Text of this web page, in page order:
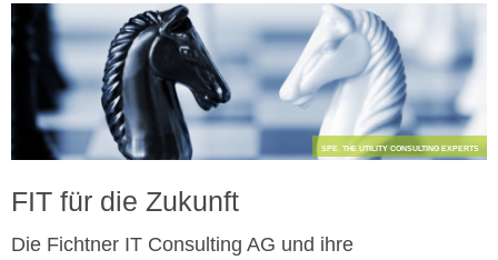
SPE. THE UTILITY CONSULTING EXPERTS
FIT für die Zukunft
Die Fichtner IT Consulting AG und ihre